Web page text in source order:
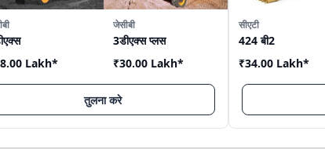
Lakh*
जेसीबी
3डीएक्स प्लस
₹30.00 Lakh*
तुलना करे
सीएटी
424 बी2
₹34.00 Lakh*